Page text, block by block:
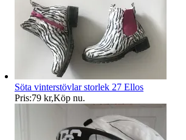
Söta vinterstövlar storlek 27 Ellos
Pris:79 kr,Köp nu.